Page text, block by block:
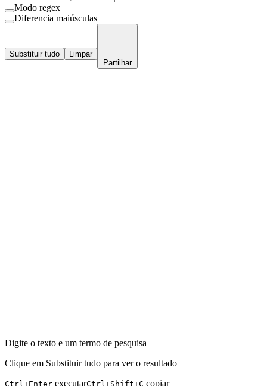
Modo regex
Diferencia maiúsculas
Substituir tudo
Limpar
Partilhar
Digite o texto e um termo de pesquisa
Clique em Substituir tudo para ver o resultado
Ctrl+Enter executarCtrl+Shift+C copiar